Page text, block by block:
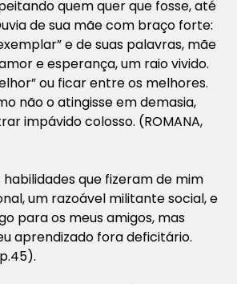
quem quer que fosse, até
de sua mãe com braço forte:
e de suas palavras, mãe
e esperança, um raio vivido.
ou ficar entre os melhores.
não o atingisse em demasia,
impávido colosso. (ROMANA,
que fizeram de mim
um razoável militante social, e
para os meus amigos, mas
aprendizado fora deficitário.